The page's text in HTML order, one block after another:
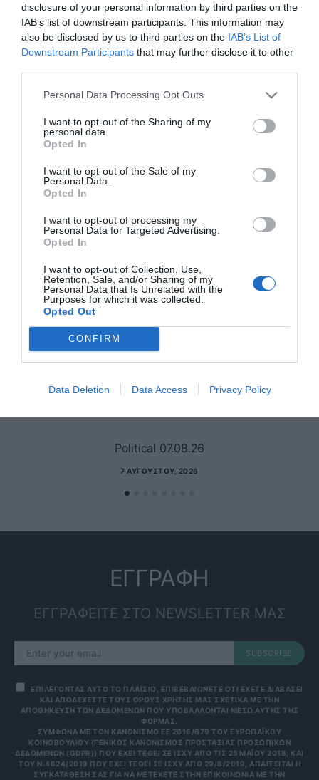
disclosure of your personal information by third parties on the
IAB’s list of downstream participants. This information may
also be disclosed by us to third parties on the IAB’s List of
Downstream Participants that may further disclose it to other
Personal Data Processing Opt Outs
I want to opt-out of the Sharing of my
personal data.
Opted In
I want to opt-out of the Sale of my
Personal Data.
Opted In
I want to opt-out of processing my
Personal Data for Targeted Advertising.
Opted In
I want to opt-out of Collection, Use,
Retention, Sale, and/or Sharing of my
Personal Data that Is Unrelated with the
Purposes for which it was collected.
Opted Out
CONFIRM
Data Deletion Data Access Privacy Policy
Political 07.08.26
7 ΑΥΓΟΎΣΤΟΥ, 2026
ΕΓΓΡΑΦΗ
ΕΓΓΡΑΦΕΙΤΕ ΣΤΟ NEWSLETTER ΜΑΣ
SUBSCRIBE
ΕΠΙΛΕΓΟΝΤΑΣ ΑΥΤΟ ΤΟ ΠΛΑΙΣΙΟ, ΕΠΙΒΕΒΑΙΩΝΕΤΕ ΟΤΙ ΕΧΕΤΕ ΔΙΑΒΑΣΕΙ
ΚΑΙ ΑΠΟΔΕΧΕΣΤΕ ΤΟΥΣ ΟΡΟΥΣ ΧΡΗΣΗΣ ΜΑΣ ΣΧΕΤΙΚΑ ΜΕ ΤΗΝ
ΑΠΟΘΗΚΕΥΣΗ ΤΩΝ ΔΕΔΟΜΕΝΩΝ ΠΟΥ ΥΠΟΒΑΛΛΟΝΤΑΙ ΜΕΣΩ ΑΥΤΗΣ ΤΗΣ
ΦΟΡΜΑΣ.
ΣΎΜΦΩΝΑ ΜΕ ΤΟΝ ΚΑΝΟΝΙΣΜΌ ΕΕ 2016/679 ΤΟΥ ΕΥΡΩΠΑΪΚΟΎ
ΚΟΙΝΟΒΟΥΛΊΟΥ {ΓΕΝΙΚΌΣ ΚΑΝΟΝΙΣΜΌΣ ΠΡΟΣΤΑΣΊΑΣ ΠΡΟΣΩΠΙΚΏΝ
ΔΕΔΟΜΈΝΩΝ (GDPR)} ΠΟΥ ΈΧΕΙ ΤΕΘΕΊ ΣΕ ΙΣΧΎ ΑΠΌ ΤΙΣ 25 ΜΑΪ́ΟΥ 2018, ΚΑΙ
ΤΟΥ Ν.4624/2019 ΠΟΥ ΈΧΕΙ ΤΕΘΕΊ ΣΕ ΙΣΧΎ ΑΠΌ 29/8/2019, ΑΠΑΙΤΕΊΤΑΙ Η
ΣΥΓΚΑΤΆΘΕΣΉ ΣΑΣ ΓΙΑ ΝΑ ΜΕΤΈΧΕΤΕ ΣΤΗΝ ΕΠΙΚΟΙΝΩΝΊΑ ΜΕ ΤΗΝ